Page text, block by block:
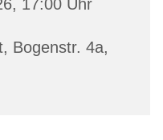
17:00 Uhr
Bogenstr. 4a,